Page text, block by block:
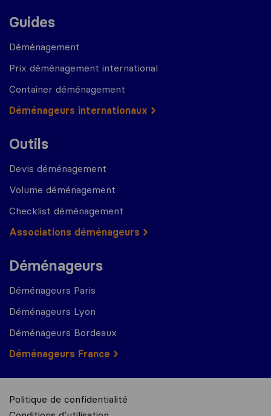
Guides
Déménagement
Prix déménagement international
Container déménagement
Déménageurs internationaux
Outils
Devis déménagement
Volume déménagement
Checklist déménagement
Associations déménageurs
Déménageurs
Déménageurs Paris
Déménageurs Lyon
Déménageurs Bordeaux
Déménageurs France
Politique de confidentialité